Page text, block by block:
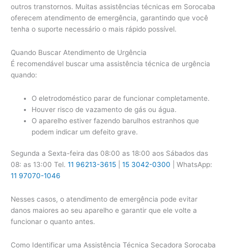
outros transtornos. Muitas assistências técnicas em Sorocaba
oferecem atendimento de emergência, garantindo que você
tenha o suporte necessário o mais rápido possível.
Quando Buscar Atendimento de Urgência
É recomendável buscar uma assistência técnica de urgência
quando:
O eletrodoméstico parar de funcionar completamente.
Houver risco de vazamento de gás ou água.
O aparelho estiver fazendo barulhos estranhos que
podem indicar um defeito grave.
Segunda a Sexta-feira das 08:00 as 18:00 aos Sábados das
08: as 13:00 Tel.11 96213-3615 |15 3042-0300 | WhatsApp:
11 97070-1046
Nesses casos, o atendimento de emergência pode evitar
danos maiores ao seu aparelho e garantir que ele volte a
funcionar o quanto antes.
Como Identificar uma Assistência Técnica Secadora Sorocaba